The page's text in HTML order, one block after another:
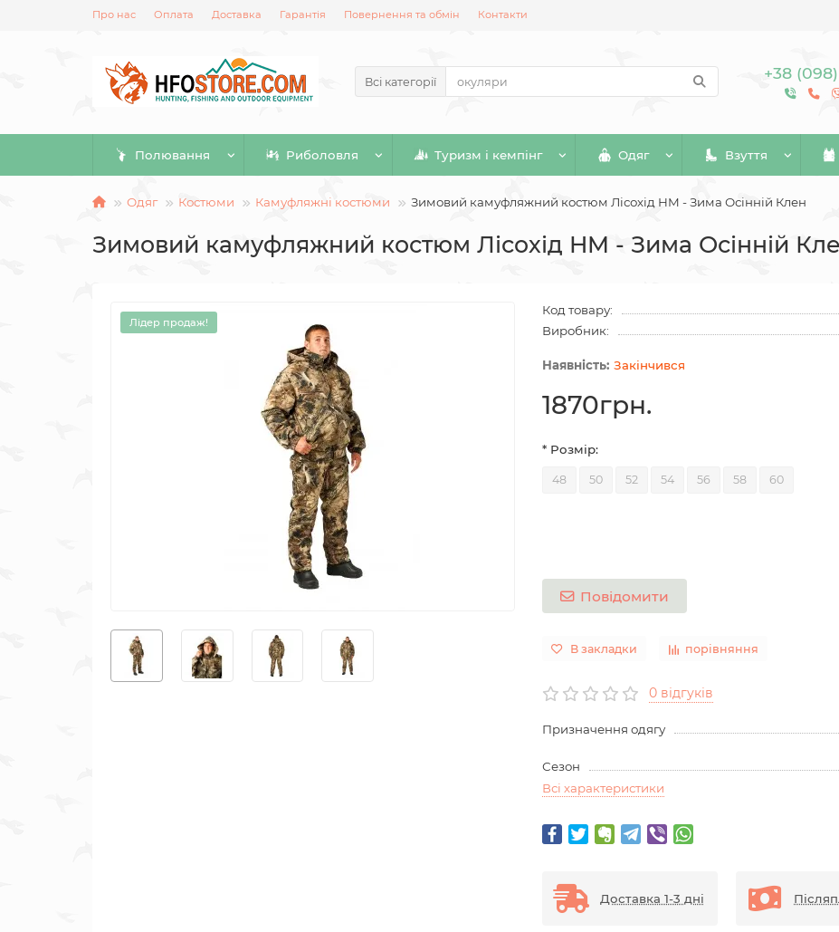
Про нас Оплата Доставка Гарантія Повернення та обмін Контакти
Всі категорії +38
Полювання Риболовля Туризм і кемпінг Одяг Взуття
Одяг Костюми Камуфляжні костюми Зимовий камуфляжний костюм Лісохід HM - Зима Осінній Клен
Зимовий камуфляжний костюм Лісохід HM - Зима Осінній
Лідер продаж!
Код товару:
Виробник:
Закінчився
1870грн.
* Розмір:
48 50 52 54 56 58 60
Повідомити
В закладки порівняння
0 відгуків
Призначення одягу
Сезон
Всі характеристики
Доставка 1-3 дні